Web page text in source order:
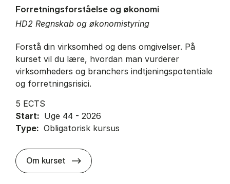
HD2 Regnskab og økonomistyring
Forretningsforståelse og økonomi
Forstå din virksomhed og dens omgivelser. På
kurset vil du lære, hvordan man vurderer
virksomheders og branchers indtjeningspotentiale
og forretningsrisici.
5 ECTS
Start: Uge 44 - 2026
Type: Obligatorisk kursus
Om kurset about